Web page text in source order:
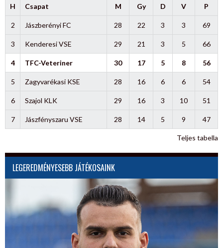
H Csapat M Gy D V P
2 Jászberényi FC 28 22 3 3 69
3 Kenderesi VSE 29 21 3 5 66
4 TFC-Veteriner 30 17 5 8 56
5 Zagyvarékasi KSE 28 16 6 6 54
6 Szajol KLK 29 16 3 10 51
7 Jászfényszaru VSE 28 14 5 9 47
Teljes tabella
LEGEREDMÉNYESEBB JÁTÉKOSAINK